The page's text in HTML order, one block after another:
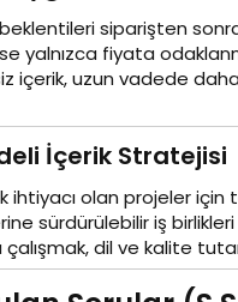
beklentileri siparişten
yalnızca fiyata
içerik, uzun vadede
İçerik Stratejisi​
ihtiyacı olan projeler için
sürdürülebilir iş
çalışmak, dil ve kalite